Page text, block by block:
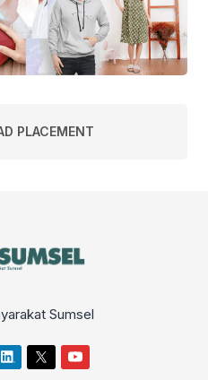
PLACEMENT
Sumsel